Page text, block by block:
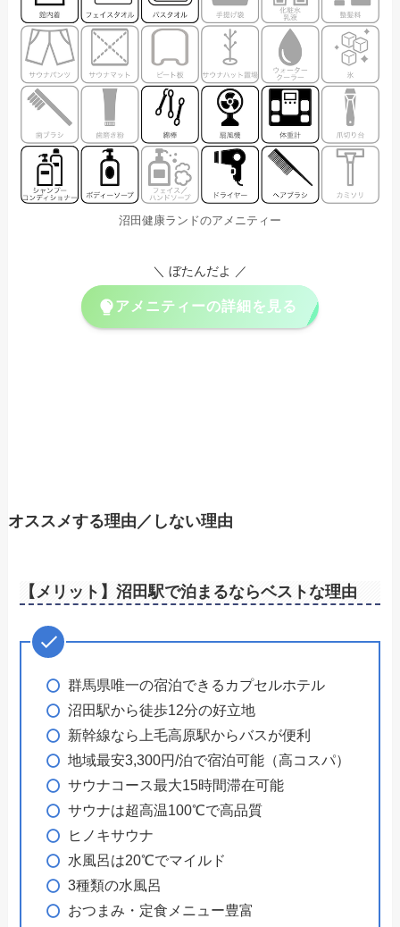
沼田健康ランドのアメニティー
＼ ぼたんだよ ／
アメニティーの詳細を見る
オススメする理由／しない理由
【メリット】沼田駅で泊まるならベストな理由
群馬県唯一の宿泊できるカプセルホテル
沼田駅から徒歩12分の好立地
新幹線なら上毛高原駅からバスが便利
地域最安3,300円/泊で宿泊可能（高コスパ）
サウナコース最大15時間滞在可能
サウナは超高温100℃で高品質
ヒノキサウナ
水風呂は20℃でマイルド
3種類の水風呂
おつまみ・定食メニュー豊富